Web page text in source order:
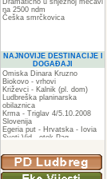
Dramatično u snježnoj mećavi
na 2500 ndm
Češka smrčkovica
NAJNOVIJE DESTINACIJE I
DOGAĐAJI
Omiska Dinara Kruzno
Biokovo - vrhovi
Križevci - Kalnik (pl. dom)
Ludbreška planinarska
obilaznica
Krma - Triglav 4/5.10.2008
Slovenija
Egeria put - Hrvatska - Iovia
Sveti Vid - otok Pag
ZIR
Podkilavac-Mudna dol-Hahlići-
Kolac-Podki